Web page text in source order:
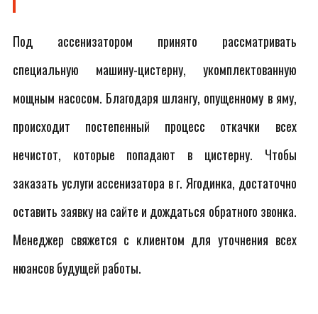
Под ассенизатором принято рассматривать
специальную машину-цистерну, укомплектованную
мощным насосом. Благодаря шлангу, опущенному в яму,
происходит постепенный процесс откачки всех
нечистот, которые попадают в цистерну. Чтобы
заказать услуги ассенизатора в г. Ягодинка, достаточно
оставить заявку на сайте и дождаться обратного звонка.
Менеджер свяжется с клиентом для уточнения всех
нюансов будущей работы.